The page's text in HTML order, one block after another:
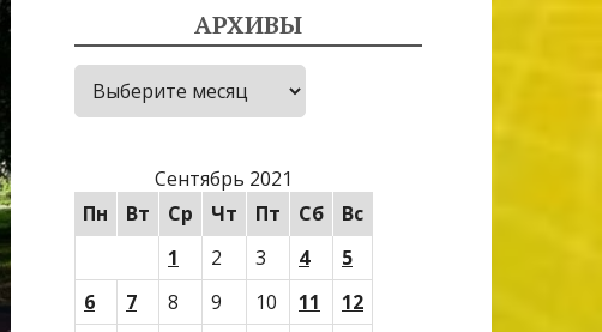
АРХИВЫ
Архивы
Сентябрь 2021
Пн
Вт Ср Чт Пт Сб
Вс
1
2 3 4
5
6
7 8 9 10 11
12